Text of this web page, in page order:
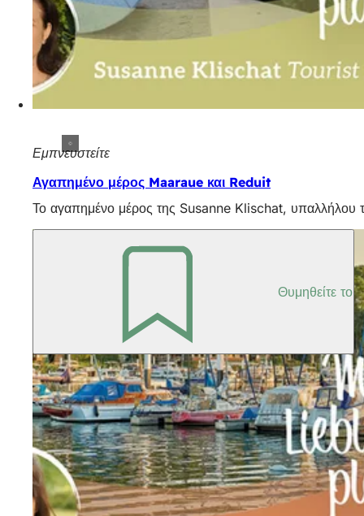
Εμπνευστείτε
Αγαπημένο μέρος Maaraue και Reduit
Το αγαπημένο μέρος της Susanne Klischat, υπαλλήλου
Θυμηθείτε το